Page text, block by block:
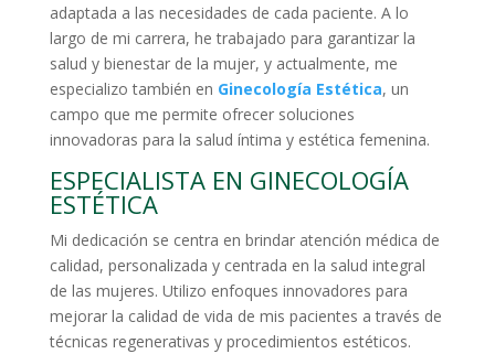
adaptada a las necesidades de cada paciente. A lo
largo de mi carrera, he trabajado para garantizar la
salud y bienestar de la mujer, y actualmente, me
especializo también en Ginecología Estética, un
campo que me permite ofrecer soluciones
innovadoras para la salud íntima y estética femenina.
ESPECIALISTA EN GINECOLOGÍA
ESTÉTICA
Mi dedicación se centra en brindar atención médica de
calidad, personalizada y centrada en la salud integral
de las mujeres. Utilizo enfoques innovadores para
mejorar la calidad de vida de mis pacientes a través de
técnicas regenerativas y procedimientos estéticos.